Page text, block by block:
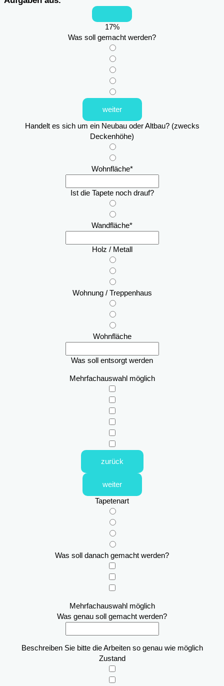
17%
Was soll gemacht werden?
weiter
Handelt es sich um ein Neubau oder Altbau? (zwecks
Deckenhöhe)
Wohnfläche*
Ist die Tapete noch drauf?
Wandfläche*
Holz / Metall
Wohnung / Treppenhaus
Wohnfläche
Was soll entsorgt werden
Mehrfachauswahl möglich
zurück
weiter
Tapetenart
Was soll danach gemacht werden?
Mehrfachauswahl möglich
Was genau soll gemacht werden?
Beschreiben Sie bitte die Arbeiten so genau wie möglich
Zustand